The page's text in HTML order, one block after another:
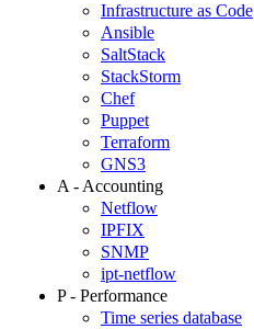
Infrastructure as Code
Ansible
SaltStack
StackStorm
Chef
Puppet
Terraform
GNS3
A - Accounting
Netflow
IPFIX
SNMP
ipt-netflow
P - Performance
Time series database